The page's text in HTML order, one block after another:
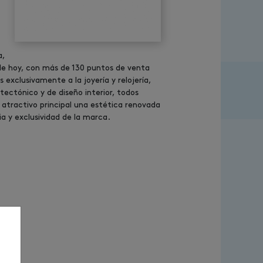
hoy, con más de 130 puntos de venta
exclusivamente a la joyería y relojería,
y de diseño interior, todos
principal una estética renovada
y exclusividad de la marca.